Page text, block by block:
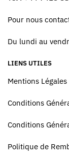
Pour nous
Du lundi au
LIENS UTILES
Mentions Légales
Conditions
Conditions
Politique de